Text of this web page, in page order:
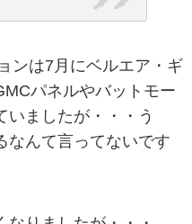
ンは7月にベルエア・ギ
パネルやバットモー
いましたが・・・う
なんて言ってないです